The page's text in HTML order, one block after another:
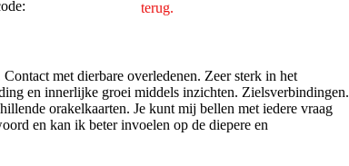
terug.
met dierbare overledenen. Zeer sterk in het
en innerlijke groei middels inzichten. Zielsverbindingen.
orakelkaarten. Je kunt mij bellen met iedere vraag
en kan ik beter invoelen op de diepere en